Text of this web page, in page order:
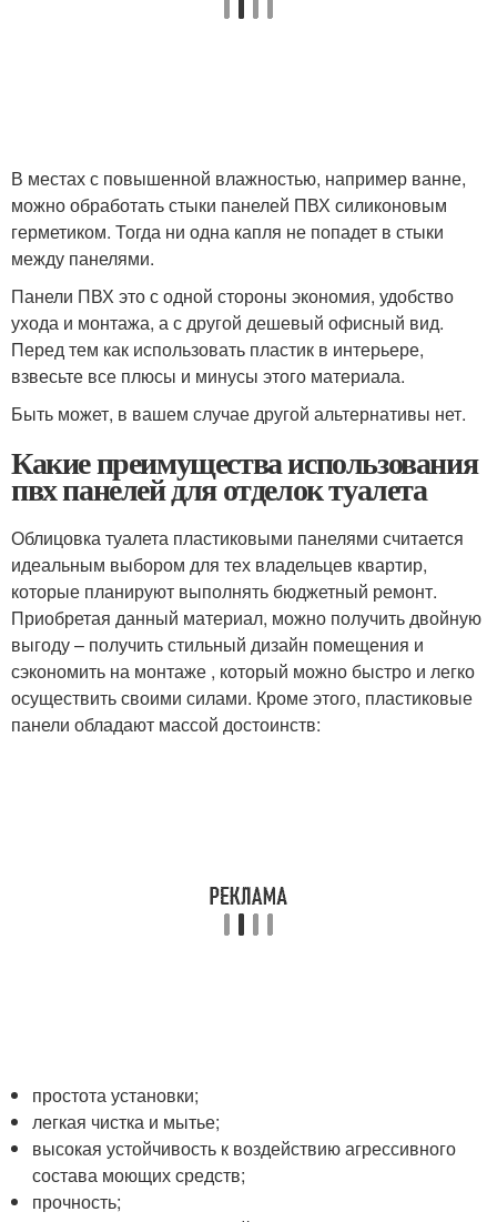
В местах с повышенной влажностью, например ванне,
можно обработать стыки панелей ПВХ силиконовым
герметиком. Тогда ни одна капля не попадет в стыки
между панелями.
Панели ПВХ это с одной стороны экономия, удобство
ухода и монтажа, а с другой дешевый офисный вид.
Перед тем как использовать пластик в интерьере,
взвесьте все плюсы и минусы этого материала.
Быть может, в вашем случае другой альтернативы нет.
Какие преимущества использования
пвх панелей для отделок туалета
Облицовка туалета пластиковыми панелями считается
идеальным выбором для тех владельцев квартир,
которые планируют выполнять бюджетный ремонт.
Приобретая данный материал, можно получить двойную
выгоду – получить стильный дизайн помещения и
сэкономить на монтаже , который можно быстро и легко
осуществить своими силами. Кроме этого, пластиковые
панели обладают массой достоинств:
простота установки;
легкая чистка и мытье;
высокая устойчивость к воздействию агрессивного
состава моющих средств;
прочность;